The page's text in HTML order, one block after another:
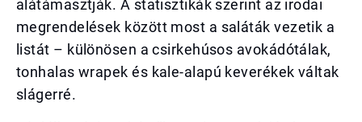
alátámasztják. A statisztikák szerint az irodai
megrendelések között most a saláták vezetik a
listát – különösen a csirkehúsos avokádótálak,
tonhalas wrapek és kale-alapú keverékek váltak
slágerré.